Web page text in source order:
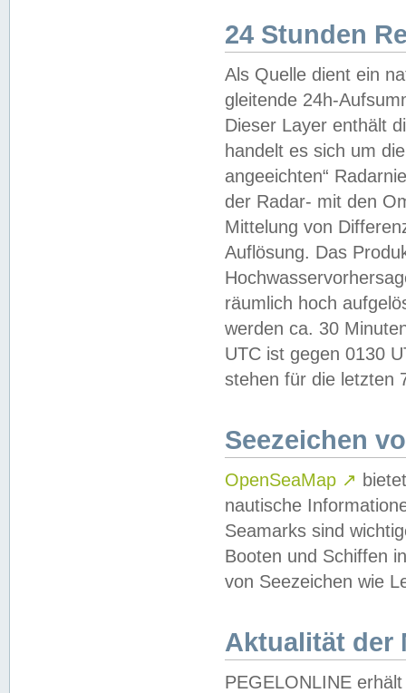
24 Stunden
Als Quelle dient ein
gleitende 24h-
Dieser Layer enthält
handelt es sich um
angeeichten“
der Radar- mit den
Mittelung von
Auflösung. Das
räumlich hoch
werden ca. 30
UTC ist gegen 0130
stehen für die letzten
Seezeichen
OpenSeaMap ↗
nautische
Seamarks sind
Booten und Schiffen
von Seezeichen wie
Aktualität der
PEGELONLINE